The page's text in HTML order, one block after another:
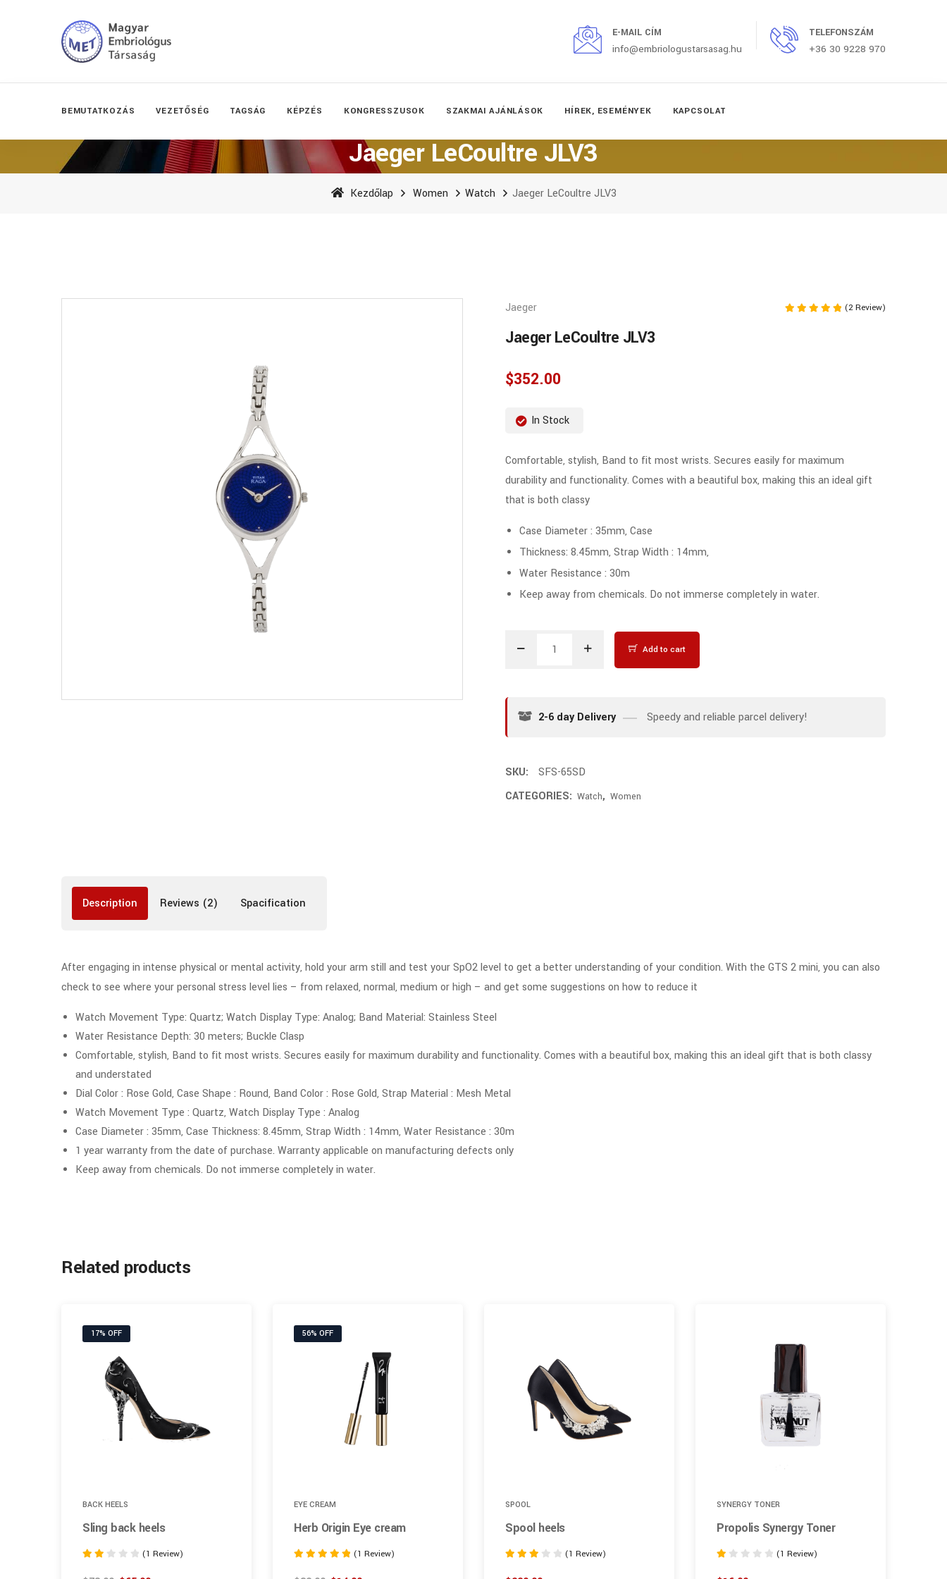
E-MAIL CÍM
info@embriologustarsasag.hu
TELEFONSZÁM
+36 30 9228 970
BEMUTATKOZÁS VEZETŐSÉG TAGSÁG KÉPZÉS KONGRESSZUSOK SZAKMAI AJÁNLÁSOK HÍREK, ESEMÉNYEK KAPCSOLAT
Jaeger LeCoultre JLV3
Kezdőlap Women Watch Jaeger LeCoultre JLV3
Jaeger (2 Review)
Jaeger LeCoultre JLV3
$352.00
In Stock
Comfortable, stylish, Band to fit most wrists. Secures easily for maximum
durability and functionality. Comes with a beautiful box, making this an ideal gift
that is both classy
Case Diameter : 35mm, Case
Thickness: 8.45mm, Strap Width : 14mm,
Water Resistance : 30m
Keep away from chemicals. Do not immerse completely in water.
Add to cart
2-6 day Delivery Speedy and reliable parcel delivery!
SKU:
SFS-65SD
CATEGORIES: Watch, Women
Description Reviews (2) Spacification
After engaging in intense physical or mental activity, hold your arm still and test your SpO2 level to get a better understanding of your condition. With the GTS 2 mini, you can also
check to see where your personal stress level lies – from relaxed, normal, medium or high – and get some suggestions on how to reduce it
Watch Movement Type: Quartz; Watch Display Type: Analog; Band Material: Stainless Steel
Water Resistance Depth: 30 meters; Buckle Clasp
Comfortable, stylish, Band to fit most wrists. Secures easily for maximum durability and functionality. Comes with a beautiful box, making this an ideal gift that is both classy
and understated
Dial Color : Rose Gold, Case Shape : Round, Band Color : Rose Gold, Strap Material : Mesh Metal
Watch Movement Type : Quartz, Watch Display Type : Analog
Case Diameter : 35mm, Case Thickness: 8.45mm, Strap Width : 14mm, Water Resistance : 30m
1 year warranty from the date of purchase. Warranty applicable on manufacturing defects only
Keep away from chemicals. Do not immerse completely in water.
Related products
17% OFF
BACK HEELS
Sling back heels
(1 Review)
56% OFF
EYE CREAM
Herb Origin Eye cream
(1 Review)
SPOOL
Spool heels
(1 Review)
SYNERGY TONER
Propolis Synergy Toner
(1 Review)